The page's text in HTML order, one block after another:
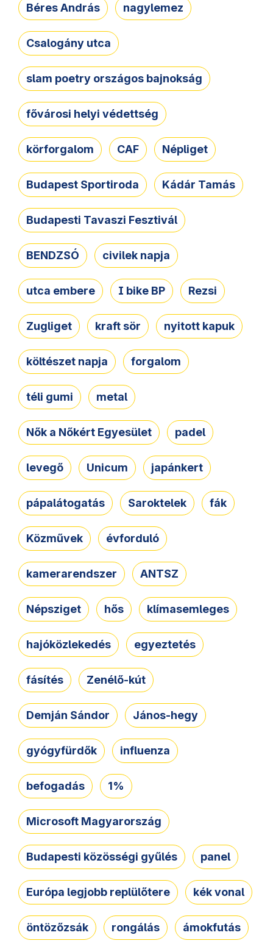
Béres András nagylemez
Csalogány utca
slam poetry országos bajnokság
fővárosi helyi védettség
körforgalom CAF Népliget
Budapest Sportiroda Kádár Tamás
Budapesti Tavaszi Fesztivál
BENDZSÓ civilek napja
utca embere I bike BP Rezsi
Zugliget kraft sör nyitott kapuk
költészet napja forgalom
téli gumi metal
Nők a Nőkért Egyesület padel
levegő Unicum japánkert
pápalátogatás Saroktelek fák
Közművek évforduló
kamerarendszer ANTSZ
Népsziget hős klímasemleges
hajóközlekedés egyeztetés
fásítés Zenélő-kút
Demján Sándor János-hegy
gyógyfürdők influenza
befogadás 1%
Microsoft Magyarország
Budapesti közösségi gyűlés panel
Európa legjobb replülőtere kék vonal
öntözőzsák rongálás ámokfutás